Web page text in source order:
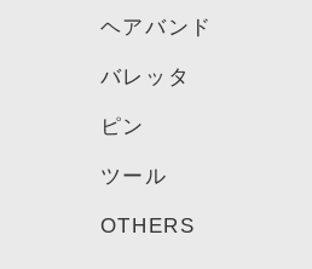
ヘアバンド
バレッタ
ピン
ツール
OTHERS